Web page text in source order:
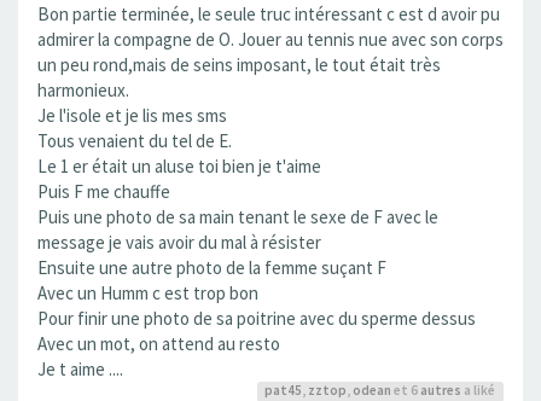
Bon partie terminée, le seule truc intéressant c est d avoir pu
admirer la compagne de O. Jouer au tennis nue avec son corps
un peu rond,mais de seins imposant, le tout était très
harmonieux.
Je l'isole et je lis mes sms
Tous venaient du tel de E.
Le 1 er était un aluse toi bien je t'aime
Puis F me chauffe
Puis une photo de sa main tenant le sexe de F avec le
message je vais avoir du mal à résister
Ensuite une autre photo de la femme suçant F
Avec un Humm c est trop bon
Pour finir une photo de sa poitrine avec du sperme dessus
Avec un mot, on attend au resto
Je t aime ....
pat45, zztop, odean et 6 autres a liké